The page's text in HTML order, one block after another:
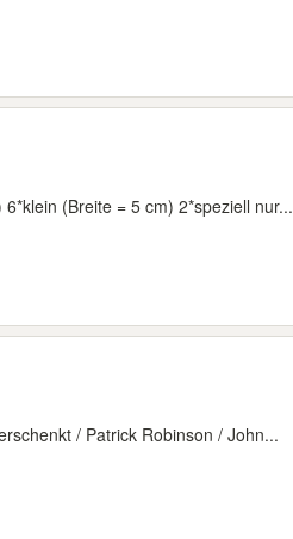
(Breite = 5 cm) 2*speziell nur...
/ Patrick Robinson / John...